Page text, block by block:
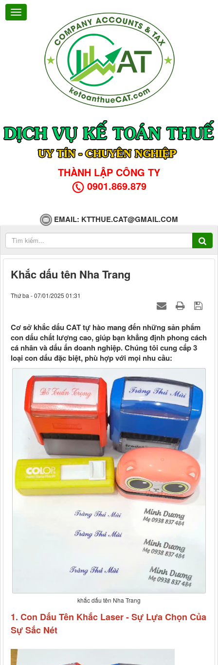
THÀNH LẬP CÔNG TY
0901.869.879
EMAIL: KTTHUE.CAT@GMAIL.COM
Khắc dấu tên Nha Trang
Thứ ba - 07/01/2025 01:31
Cơ sở khắc dấu CAT tự hào mang đến những sản phẩm
con dấu chất lượng cao, giúp bạn khẳng định phong cách
cá nhân và dấu ấn doanh nghiệp. Chúng tôi cung cấp 3
loại con dấu đặc biệt, phù hợp với mọi nhu cầu:
khắc dấu tên Nha Trang
1. Con Dấu Tên Khắc Laser - Sự Lựa Chọn Của
Sự Sắc Nét